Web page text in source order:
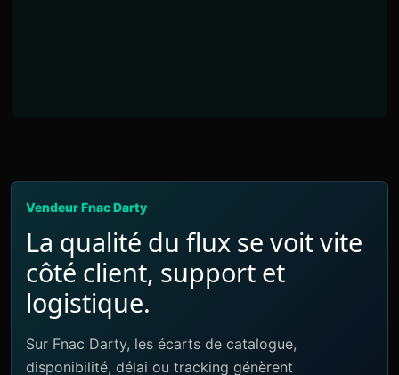
Vendeur Fnac Darty
La qualité du flux se voit vite
côté client, support et
logistique.
Sur Fnac Darty, les écarts de catalogue,
disponibilité, délai ou tracking génèrent